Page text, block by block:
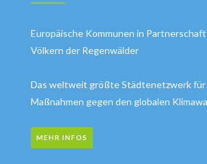
Europäische Kommunen in
Völkern der Regenwälder
Das weltweit größte Städtenetzwerk für
Maßnahmen gegen den globalen
MEHR INFOS